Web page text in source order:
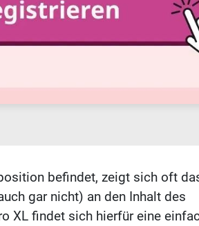
befindet, zeigt sich oft
gar nicht) an den Inhalt des
XL findet sich hierfür eine